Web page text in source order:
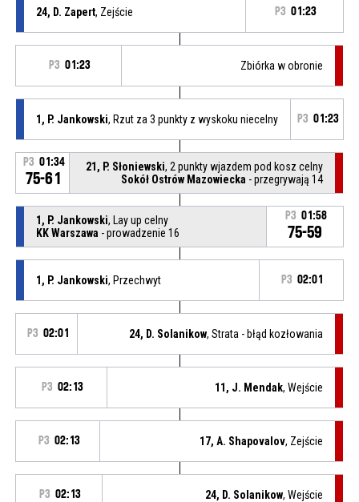
24, D. Zapert, Zejście P3 01:23
P3 01:23 Zbiórka w obronie
1, P. Jankowski, Rzut za 3 punkty z wyskoku niecelny P3 01:23
P3 01:34
75-61
21, P. Słoniewski, 2 punkty wjazdem pod kosz celny
Sokół Ostrów Mazowiecka - przegrywają 14
1, P. Jankowski, Lay up celny
KK Warszawa - prowadzenie 16
P3 01:58
75-59
1, P. Jankowski, Przechwyt P3 02:01
P3 02:01 24, D. Solanikow, Strata - błąd kozłowania
P3 02:13 11, J. Mendak, Wejście
P3 02:13 17, A. Shapovalov, Zejście
P3 02:13 24, D. Solanikow, Wejście